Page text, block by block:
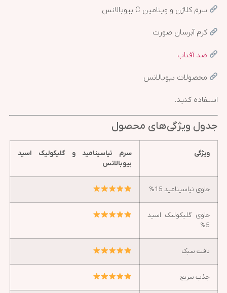
سرم کلاژن و ویتامین C بیوبالانس
کرم آبرسان صورت
ضد آفتاب
محصولات بیوبالانس
استفاده کنید.
جدول ویژگی‌های محصول
ویژگی
سرم نیاسینامید و گلیکولیک اسید
بیوبالانس
حاوی نیاسینامید 15%
حاوی گلیکولیک اسید
5%
بافت سبک
جذب سریع